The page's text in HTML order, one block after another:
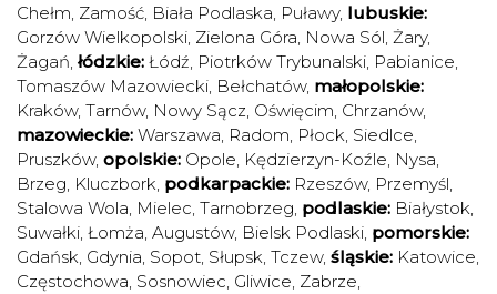
Chełm, Zamość, Biała Podlaska, Puławy, lubuskie:
Gorzów Wielkopolski, Zielona Góra, Nowa Sól, Żary,
Żagań, łódzkie: Łódź, Piotrków Trybunalski, Pabianice,
Tomaszów Mazowiecki, Bełchatów, małopolskie:
Kraków, Tarnów, Nowy Sącz, Oświęcim, Chrzanów,
mazowieckie: Warszawa, Radom, Płock, Siedlce,
Pruszków, opolskie: Opole, Kędzierzyn-Koźle, Nysa,
Brzeg, Kluczbork, podkarpackie: Rzeszów, Przemyśl,
Stalowa Wola, Mielec, Tarnobrzeg, podlaskie: Białystok,
Suwałki, Łomża, Augustów, Bielsk Podlaski, pomorskie:
Gdańsk, Gdynia, Sopot, Słupsk, Tczew, śląskie: Katowice,
Częstochowa, Sosnowiec, Gliwice, Zabrze,